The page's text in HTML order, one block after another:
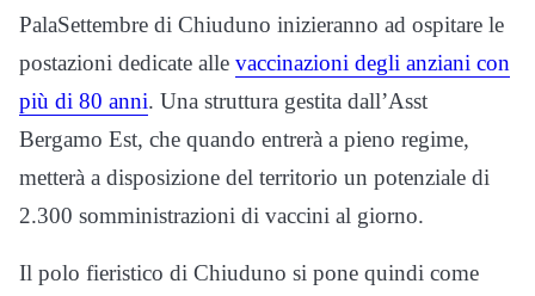
PalaSettembre di Chiuduno inizieranno ad ospitare le
postazioni dedicate alle vaccinazioni degli anziani con
più di 80 anni. Una struttura gestita dall’Asst
Bergamo Est, che quando entrerà a pieno regime,
metterà a disposizione del territorio un potenziale di
2.300 somministrazioni di vaccini al giorno.
Il polo fieristico di Chiuduno si pone quindi come